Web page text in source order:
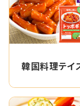
韓国料理テイ